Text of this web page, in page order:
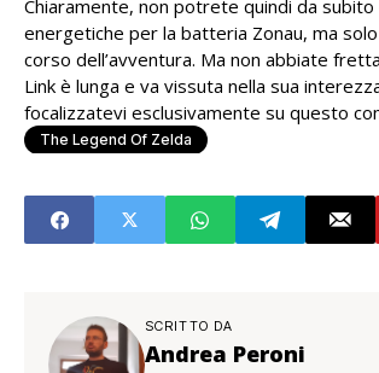
Chiaramente, non potrete quindi da
energetiche per la batteria Zonau, ma
corso dell’avventura. Ma non abbiate
Link è lunga e va vissuta nella sua
focalizzatevi esclusivamente su questo
The Legend Of Zelda
SCRITTO DA
Andrea Peroni